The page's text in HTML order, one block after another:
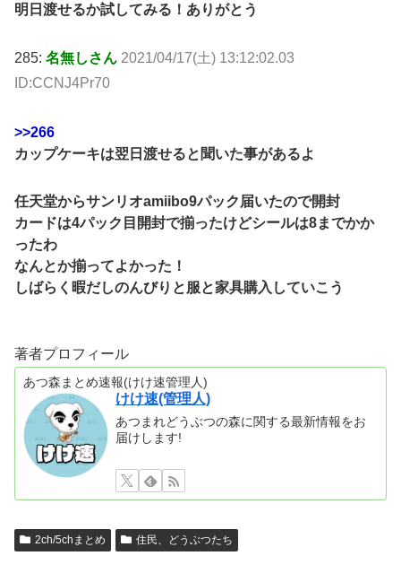
明日渡せるか試してみる！ありがとう
285: 名無しさん 2021/04/17(土) 13:12:02.03
ID:CCNJ4Pr70
>>266
カップケーキは翌日渡せると聞いた事があるよ
任天堂からサンリオamiibo9パック届いたので開封
カードは4パック目開封で揃ったけどシールは8までかか
ったわ
なんとか揃ってよかった！
しばらく暇だしのんびりと服と家具購入していこう
著者プロフィール
あつ森まとめ速報(けけ速管理人)
けけ速(管理人)
あつまれどうぶつの森に関する最新情報をお
届けします!
2ch/5chまとめ 住民、どうぶつたち